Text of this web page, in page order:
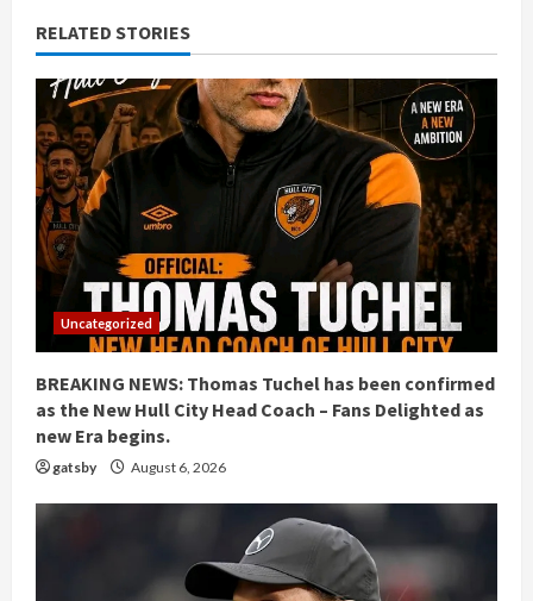
RELATED STORIES
Uncategorized
BREAKING NEWS: Thomas Tuchel has been confirmed
as the New Hull City Head Coach – Fans Delighted as
new Era begins.
gatsby August 6, 2026